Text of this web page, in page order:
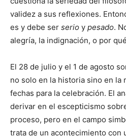
validez a sus reflexiones.
es y debe ser serio y pesado.
alegría, la indignación, o por
El 28 de julio y el 1 de agosto
no solo en la historia sino en la
fechas para la celebración. El
derivar en el escepticismo
proceso, pero en el campo
trata de un acontecimiento con